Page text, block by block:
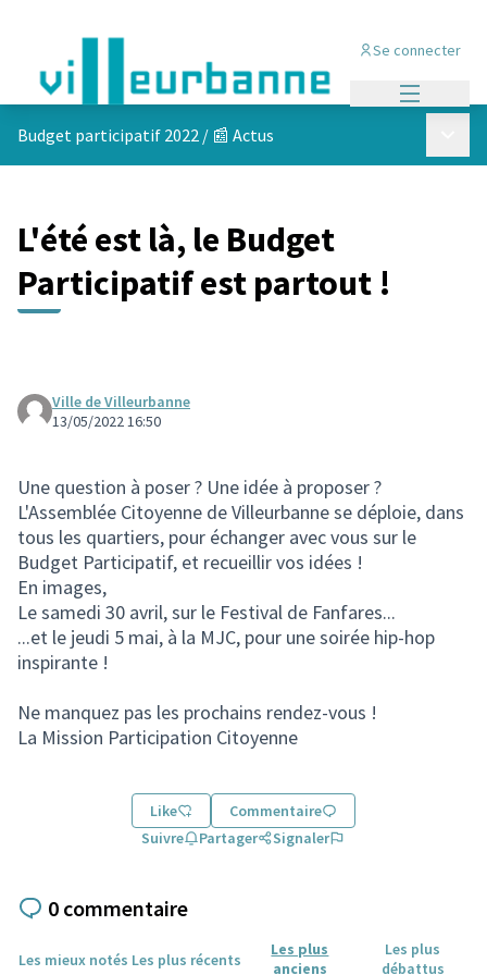
Se connecter
Budget participatif 2022 / 📰 Actus
L'été est là, le Budget
Participatif est partout !
Ville de Villeurbanne
13/05/2022 16:50
Une question à poser ? Une idée à proposer ?
L'Assemblée Citoyenne de Villeurbanne se déploie, dans
tous les quartiers, pour échanger avec vous sur le
Budget Participatif, et recueillir vos idées !
En images,
Le samedi 30 avril, sur le Festival de Fanfares...
...et le jeudi 5 mai, à la MJC, pour une soirée hip-hop
inspirante !
Ne manquez pas les prochains rendez-vous !
La Mission Participation Citoyenne
Like
Commentaire
Suivre
Partager Signaler
0 commentaire
Les mieux notés Les plus récents
Les plus
anciens
Les plus
débattus